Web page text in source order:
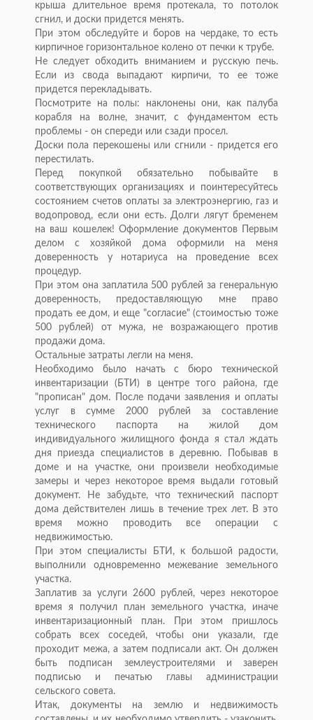
крыша длительное время протекала, то потолок
сгнил, и доски придется менять.
При этом обследуйте и боров на чердаке, то есть
кирпичное горизонтальное колено от печки к трубе.
Не следует обходить вниманием и русскую печь.
Если из свода выпадают кирпичи, то ее тоже
придется перекладывать.
Посмотрите на полы: наклонены они, как палуба
корабля на волне, значит, с фундаментом есть
проблемы - он спереди или сзади просел.
Доски пола перекошены или сгнили - придется его
перестилать.
Перед покупкой обязательно побывайте в
соответствующих организациях и поинтересуйтесь
состоянием счетов оплаты за электроэнергию, газ и
водопровод, если они есть. Долги лягут бременем
на ваш кошелек! Оформление документов Первым
делом с хозяйкой дома оформили на меня
доверенность у нотариуса на проведение всех
процедур.
При этом она заплатила 500 рублей за генеральную
доверенность, предоставляющую мне право
продать ее дом, и еще "согласие" (стоимостью тоже
500 рублей) от мужа, не возражающего против
продажи дома.
Остальные затраты легли на меня.
Необходимо было начать с бюро технической
инвентаризации (БТИ) в центре того района, где
"прописан" дом. После подачи заявления и оплаты
услуг в сумме 2000 рублей за составление
технического паспорта на жилой дом
индивидуального жилищного фонда я стал ждать
дня приезда специалистов в деревню. Побывав в
доме и на участке, они произвели необходимые
замеры и через некоторое время выдали готовый
документ. Не забудьте, что технический паспорт
дома действителен лишь в течение трех лет. В это
время можно проводить все операции с
недвижимостью.
При этом специалисты БТИ, к большой радости,
выполнили одновременно межевание земельного
участка.
Заплатив за услуги 2600 рублей, через некоторое
время я получил план земельного участка, иначе
инвентаризационный план. При этом пришлось
собрать всех соседей, чтобы они указали, где
проходит межа, а затем подписали акт. Он должен
быть подписан землеустроителями и заверен
подписью и печатью главы администрации
сельского совета.
Итак, документы на землю и недвижимость